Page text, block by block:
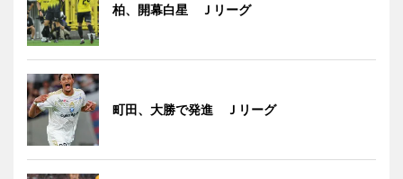
柏、開幕白星 Ｊリーグ
町田、大勝で発進 Ｊリーグ